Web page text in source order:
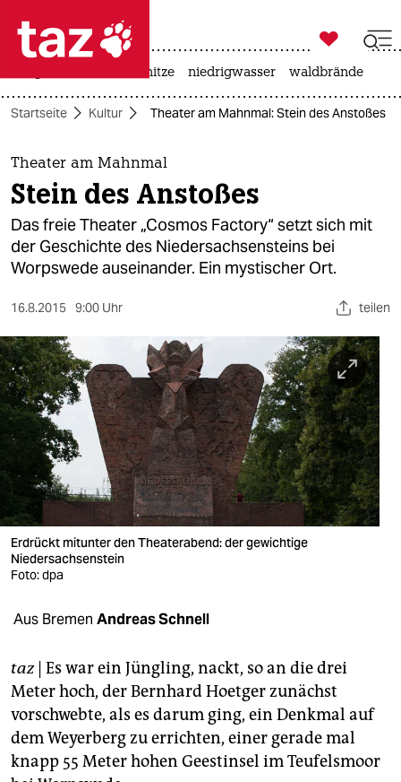
 taz zahl ich
taz zahl ich
themen
politik
öko
gesellschaft
sport
berlin
nord
wahrheit
verlag
verlag
shop
fragen & hilfe
unterstützen
abo
genossenschaft

taz zahl ich
hitze niedrigwasser waldbrände
Startseite Kultur Theater am Mahnmal: Stein des Anstoßes
Theater am Mahnmal
Stein des Anstoßes
Das freie Theater „Cosmos Factory“ setzt sich mit
der Geschichte des Niedersachsensteins bei
Worpswede auseinander. Ein mystischer Ort.
16.8.2015 9:00 Uhr teilen
Erdrückt mitunter den Theaterabend: der gewichtige
Niedersachsenstein
Foto: dpa
Aus Bremen Andreas Schnell
taz| Es war ein Jüngling, nackt, so an die drei
Meter hoch, der Bernhard Hoetger zunächst
vorschwebte, als es darum ging, ein Denkmal auf
dem Weyerberg zu errichten, einer gerade mal
knapp 55 Meter hohen Geestinsel im Teufelsmoor